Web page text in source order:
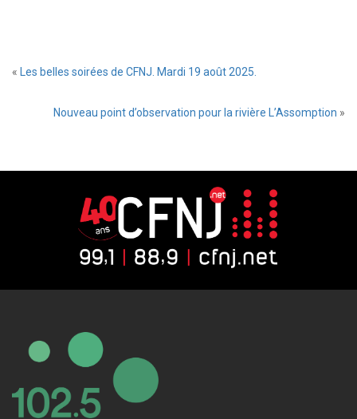
« Les belles soirées de CFNJ. Mardi 19 août 2025.
Nouveau point d’observation pour la rivière L’Assomption »